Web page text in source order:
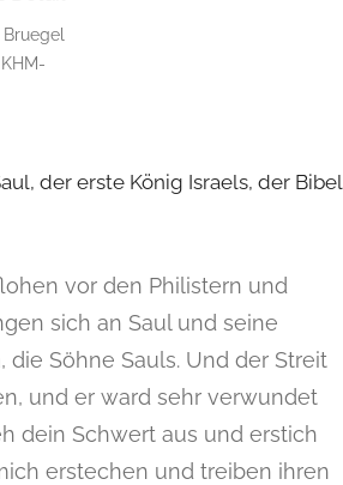
der erste König Israels, der Bibel
vor den Philistern und
sich an Saul und seine
Söhne Sauls. Und der Streit
und er ward sehr verwundet
dein Schwert aus und erstich
erstechen und treiben ihren